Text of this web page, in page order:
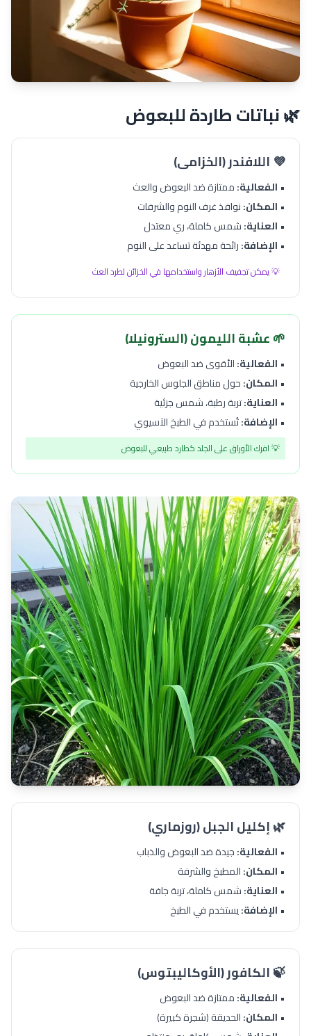
🌿 نباتات طاردة للبعوض
💜 اللافندر (الخزامى)
• الفعالية:ممتازة ضد البعوض والعث
• المكان:نوافذ غرف النوم والشرفات
• العناية:شمس كاملة، ري معتدل
• الإضافة:رائحة مهدئة تساعد على النوم
💡 يمكن تجفيف الأزهار واستخدامها في الخزائن لطرد العث
🌱 عشبة الليمون (السترونيلا)
• الفعالية:الأقوى ضد البعوض
• المكان:حول مناطق الجلوس الخارجية
• العناية:تربة رطبة، شمس جزئية
• الإضافة:تُستخدم في الطبخ الآسيوي
💡 افرك الأوراق على الجلد كطارد طبيعي للبعوض
🌿 إكليل الجبل (روزماري)
• الفعالية:جيدة ضد البعوض والذباب
• المكان:المطبخ والشرفة
• العناية:شمس كاملة، تربة جافة
• الإضافة:يستخدم في الطبخ
🍃 الكافور (الأوكاليبتوس)
• الفعالية:ممتازة ضد البعوض
• المكان:الحديقة (شجرة كبيرة)